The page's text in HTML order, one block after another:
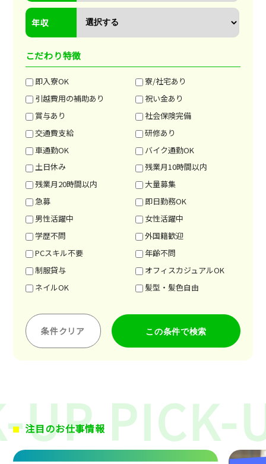
年収
こだわり特徴
即入寮OK
寮/社宅あり
引越費用の補助あり
祝い金あり
賞与あり
社会保険完備
交通費支給
研修あり
車通勤OK
バイク通勤OK
土日休み
残業月10時間以内
残業月20時間以内
大量募集
急募
即日勤務OK
男性活躍中
女性活躍中
学歴不問
外国籍歓迎
PCスキル不要
年齢不問
制服貸与
オフィスカジュアルOK
ネイルOK
髪型・髪色自由
条件クリア
注目のお仕事情報